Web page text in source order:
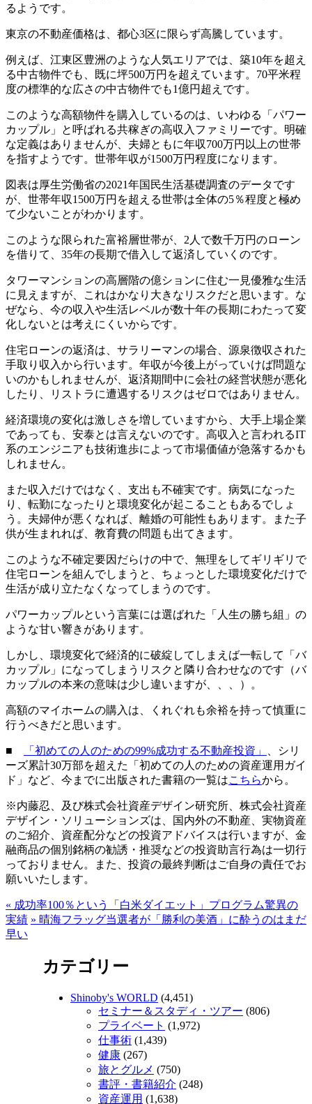
るようです。
東京の不動産価格は、都心3区に限らず高騰しています。
例えば、江東区豊洲のような人気エリアでは、築10年を超え
る中古物件でも、既に坪500万円を超えています。70平米程
度の標準的な広さの中古物件でも1億円超えです。
このような高額物件を購入しているのは、いわゆる「パワー
カップル」と呼ばれる共稼ぎの高収入ファミリーです。明確
な定義はありませんが、夫婦ともに年収700万円以上の世帯
を指すようです。世帯年収が1500万円程度になります。
図表は厚生労働省の2021年国民生活基礎調査のデータです
が、世帯年収1500万円を超える世帯は全体の5％程度と極め
て少ないことがわかります。
このような限られた富裕層世帯が、2人で数千万円のローン
を借りて、35年の長期で借入して返済していくのです。
タワーマンションの高層階の億ションに住む一見優雅な生活
に見えますが、これはかなり大きなリスクだと思います。な
ぜなら、今の収入や生活レベルが数十年の長期にわたって変
化しないとは考えにくいからです。
住宅ローンの返済は、サラリーマンの場合、源泉徴収された
手取り収入から行います。年収が今後上がっていけば問題な
いのかもしれませんが、返済期間中に会社の経営状態が悪化
したり、リストラに遭遇するリスクはゼロではありません。
経済環境の変化は激しさを増していますから、大手上場企業
であっても、安泰とは言えないのです。高収入と言われるIT
系のエンジニアも技術進歩によって市場価値が急落するかも
しれません。
また収入だけではなく、支出も不確実です。病気になった
り、転勤になったりと環境変化が起こることもあるでしょ
う。夫婦仲が悪くなれば、離婚の可能性もあります。また子
供が生まれれば、教育費の問題も出てきます。
このような不確定要因だらけの中で、無理をしてギリギリで
住宅ローンを組んでしまうと、ちょっとした環境変化だけで
生活が成り立たなくなってしまうのです。
パワーカップルという言葉には選ばれた「人生の勝ち組」の
ような甘い響きがあります。
しかし、環境変化で経済的に破綻してしまえば一転して「バ
カップル」になってしまうリスクと隣り合わせなのです（バ
カップルの本来の意味は少し違いますが、、、）。
高額のマイホームの購入は、くれぐれも余裕を持って慎重に
行うべきだと思います。
■ 「初めての人のための99%成功する不動産投資」
、シリ
ーズ累計30万部を超えた「初めての人のための資産運用ガイ
ド」など、今までに出版された書籍の一覧はこちらから。
※内藤忍、及び株式会社資産デザイン研究所、株式会社資産
デザイン・ソリューションズは、国内外の不動産、実物資産
のご紹介、資産配分などの投資アドバイスは行いますが、金
融商品の個別銘柄の勧誘・推奨などの投資助言行為は一切行
っておりません。また、投資の最終判断はご自身の責任でお
願いいたします。
« 成功率100％という「白米ダイエット」プログラム驚異の
実績 » 晴海フラッグ当選者が「勝利の美酒」に酔うのはまだ
早い
カテゴリー
Shinoby's WORLD (4,451)
セミナー＆スタディ・ツアー (806)
プライベート (1,972)
仕事術 (1,439)
健康 (267)
旅とグルメ (750)
書評・書籍紹介 (248)
資産運用 (1,638)